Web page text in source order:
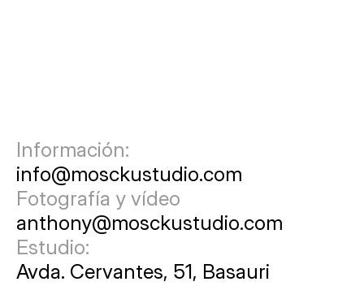
Información:
info@mosckustudio.com
Fotografía y vídeo
anthony@mosckustudio.com
Estudio:
Avda. Cervantes, 51, Basauri